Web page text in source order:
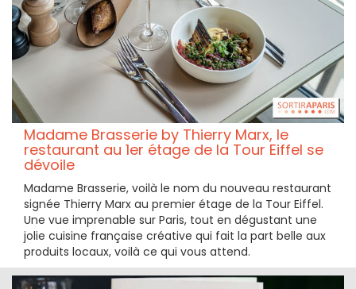
Madame Brasserie by Thierry Marx, le
restaurant au 1er étage de la Tour Eiffel se
dévoile
Madame Brasserie, voilà le nom du nouveau restaurant
signée Thierry Marx au premier étage de la Tour Eiffel.
Une vue imprenable sur Paris, tout en dégustant une
jolie cuisine française créative qui fait la part belle aux
produits locaux, voilà ce qui vous attend.